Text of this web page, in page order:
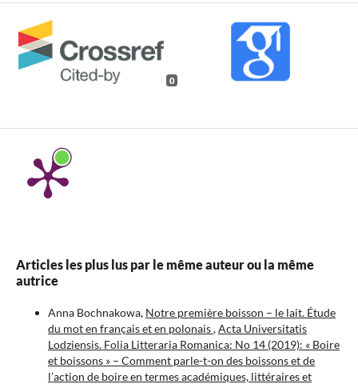
0
Articles les plus lus par le même auteur ou la même
autrice
Anna Bochnakowa, Notre première boisson – le lait. Étude
du mot en français et en polonais,Acta Universitatis
Lodziensis. Folia Litteraria Romanica: No 14 (2019): « Boire
et boissons » – Comment parle-t-on des boissons et de
l’action de boire en termes académiques, littéraires et